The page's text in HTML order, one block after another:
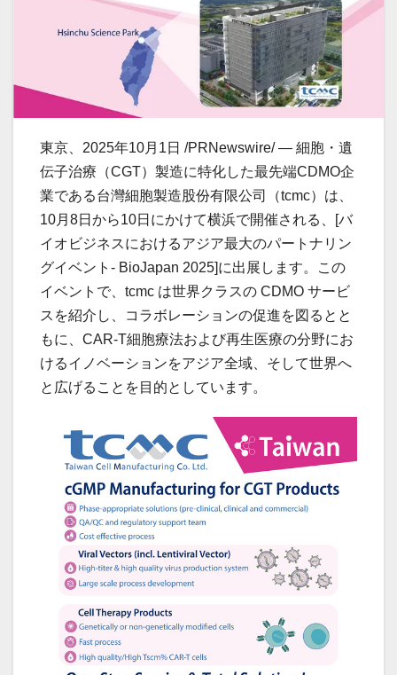
東京、2025年10月1日 /PRNewswire/ — 細胞・遺
伝子治療（CGT）製造に特化した最先端CDMO企
業である台灣細胞製造股份有限公司（tcmc）は、
10月8日から10日にかけて横浜で開催される、[バ
イオビジネスにおけるアジア最大のパートナリン
グイベント- BioJapan 2025]に出展します。この
イベントで、tcmc は世界クラスの CDMO サービ
スを紹介し、コラボレーションの促進を図るとと
もに、CAR-T細胞療法および再生医療の分野にお
けるイノベーションをアジア全域、そして世界へ
と広げることを目的としています。